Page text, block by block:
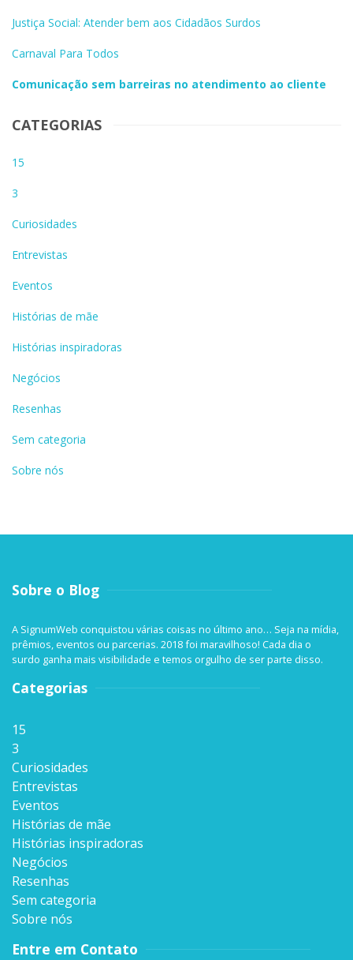
Justiça Social: Atender bem aos Cidadãos Surdos
Carnaval Para Todos
Comunicação sem barreiras no atendimento ao cliente
CATEGORIAS
15
3
Curiosidades
Entrevistas
Eventos
Histórias de mãe
Histórias inspiradoras
Negócios
Resenhas
Sem categoria
Sobre nós
Sobre o Blog
A SignumWeb conquistou várias coisas no último ano… Seja na mídia,
prêmios, eventos ou parcerias. 2018 foi maravilhoso! Cada dia o
surdo ganha mais visibilidade e temos orgulho de ser parte disso.
Categorias
15
3
Curiosidades
Entrevistas
Eventos
Histórias de mãe
Histórias inspiradoras
Negócios
Resenhas
Sem categoria
Sobre nós
Entre em Contato